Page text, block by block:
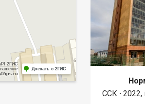
2ГИС
Доехать с 2ГИС
ССК ∙ 2022,